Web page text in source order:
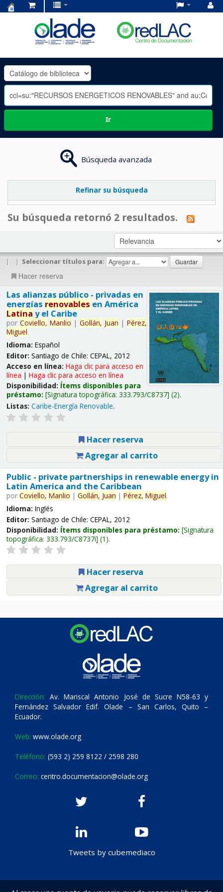
OLADE
-
Ir
Búsqueda avanzada
Refinar su búsqueda
Su búsqueda retornó 2 resultados.
| | Seleccionar títulos para:
Hacer reserva
Las alianzas público - privadas en
energías renovables en América
Latina y el Caribe
por Coviello, Manlio | Gollán, Juan | Pérez,
Miguel.
Idioma: Español
Editor: Santiago de Chile: CEPAL, 2012
Acceso en línea: Haga clic para acceso en
línea | Haga clic para acceso en línea
Disponibilidad: Ítems disponibles para
préstamo: Signatura topográfica: 333.793/C8737 (2).
Listas: Caribe-Energía Renovable.
Hacer reserva
Agregar al carrito
Public - private partnerships in renewable energy in
Latin America and the Caribbean
por Coviello, Manlio | Gollán, Juan | Pérez, Miguel.
Idioma: Inglés
Editor: Santiago de Chile: CEPAL, 2012
Disponibilidad: Ítems disponibles para préstamo: Signatura
topográfica: 333.793/C8737i (1).
Hacer reserva
Agregar al carrito
Dirección: Av. Mariscal Antonio José de Sucre N58-63 y
Fernández Salvador Edif. Olade – San Carlos, Quito –
Ecuador.
Web: www.olade.org
Teléfono: (593 2) 259 8122 / 2598 280
Correo: centro.documentacion@olade.org
Tweets by cubemediaco